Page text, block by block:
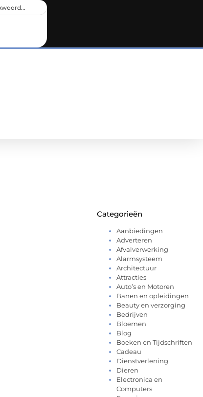
Categorieën
Aanbiedingen
Adverteren
Afvalverwerking
Alarmsysteem
Architectuur
Attracties
Auto’s en Motoren
Banen en opleidingen
Beauty en verzorging
Bedrijven
Bloemen
Blog
Boeken en Tijdschriften
Cadeau
Dienstverlening
Dieren
Electronica en
Computers